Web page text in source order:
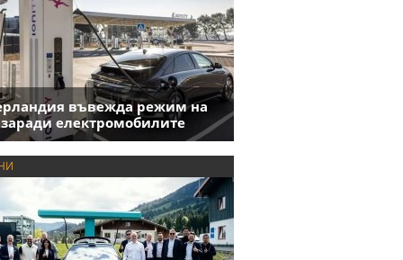
въвежда режим на
заради електромобилите